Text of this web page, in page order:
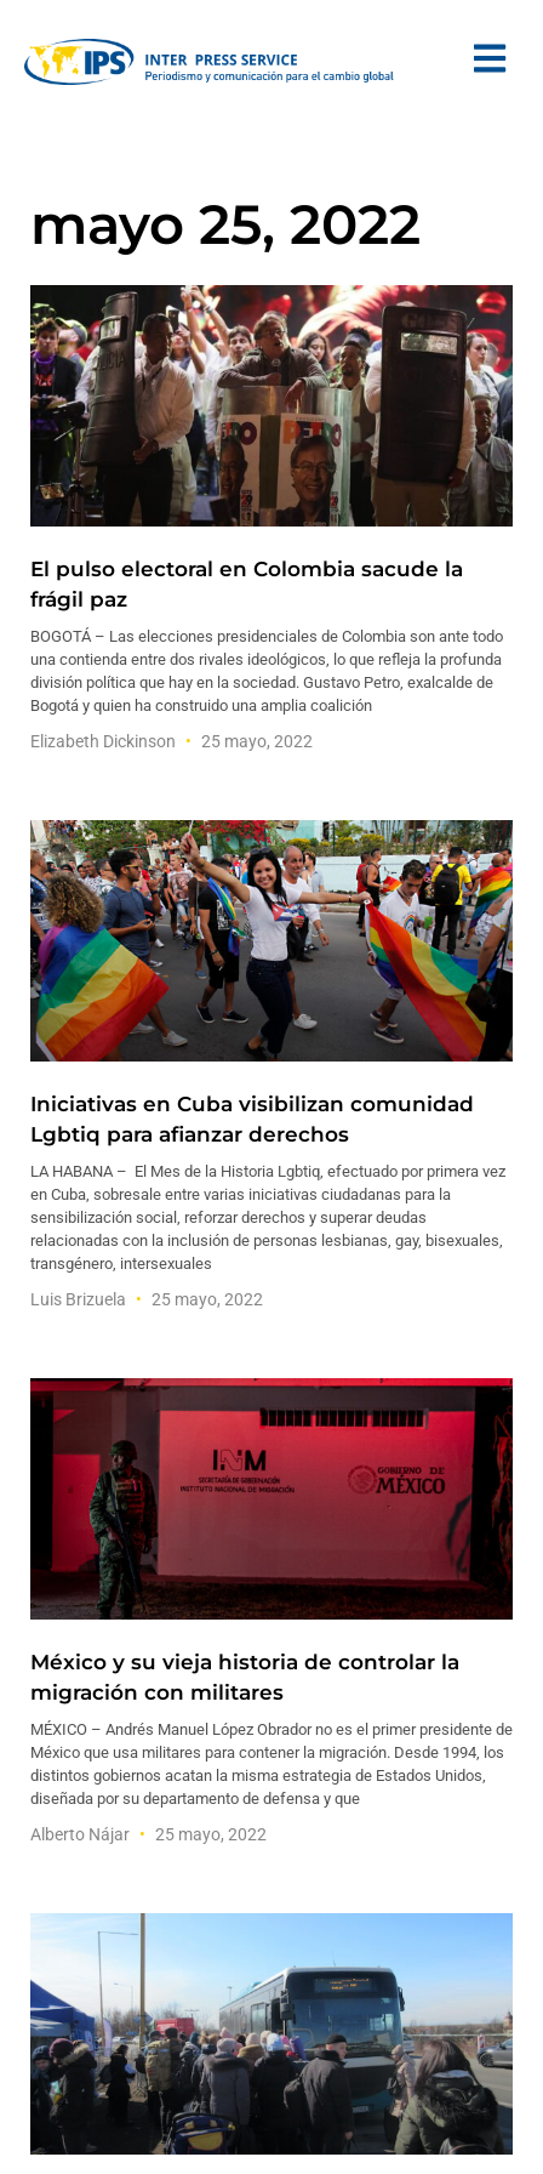
mayo 25, 2022
El pulso electoral en Colombia sacude la
frágil paz
BOGOTÁ – Las elecciones presidenciales de Colombia son ante todo
una contienda entre dos rivales ideológicos, lo que refleja la profunda
división política que hay en la sociedad. Gustavo Petro, exalcalde de
Bogotá y quien ha construido una amplia coalición
Elizabeth Dickinson 25 mayo, 2022
Iniciativas en Cuba visibilizan comunidad
Lgbtiq para afianzar derechos
LA HABANA – El Mes de la Historia Lgbtiq, efectuado por primera vez
en Cuba, sobresale entre varias iniciativas ciudadanas para la
sensibilización social, reforzar derechos y superar deudas
relacionadas con la inclusión de personas lesbianas, gay, bisexuales,
transgénero, intersexuales
Luis Brizuela 25 mayo, 2022
México y su vieja historia de controlar la
migración con militares
MÉXICO – Andrés Manuel López Obrador no es el primer presidente de
México que usa militares para contener la migración. Desde 1994, los
distintos gobiernos acatan la misma estrategia de Estados Unidos,
diseñada por su departamento de defensa y que
Alberto Nájar 25 mayo, 2022